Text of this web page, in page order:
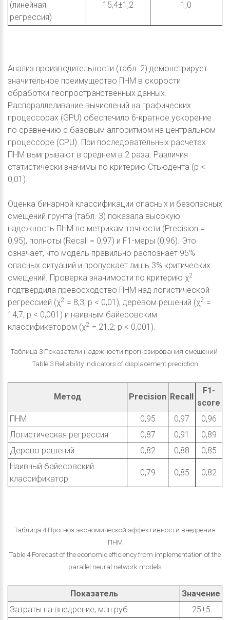
(линейная
регрессия)
15,4±1,2 1,0
Анализ производительности (табл. 2) демонстрирует
значительное преимущество ПНМ в скорости
обработки геопространственных данных.
Распараллеливание вычислений на графических
процессорах (GPU) обеспечило 6-кратное ускорение
по сравнению с базовым алгоритмом на центральном
процессоре (CPU). При последовательных расчетах
ПНМ выигрывают в среднем в 2 раза. Различия
статистически значимы по критерию Стьюдента (p <
0,01).
Оценка бинарной классификации опасных и безопасных
смещений грунта (табл. 3) показала высокую
надежность ПНМ по метрикам точности (Precision =
0,95), полноты (Recall = 0,97) и F1-меры (0,96). Это
означает, что модель правильно распознает 95%
опасных ситуаций и пропускает лишь 3% критических
смещений. Проверка значимости по критерию χ2
подтвердила превосходство ПНМ над логистической
регрессией (χ2 = 8,3; p < 0,01), деревом решений (χ2 =
14,7; p < 0,001) и наивным байесовским
классификатором (χ2 = 21,2; p < 0,001).
Таблица 3 Показатели надежности прогнозирования смещений
Table 3 Reliability indicators of displacement prediction
Метод Precision Recall
F1-
score
ПНМ
0,95 0,97
0,96
Логистическая регрессия
0,87 0,91
0,89
Дерево решений
0,82 0,88
0,85
Наивный байесовский
классификатор
0,79 0,85 0,82
Таблица 4 Прогноз экономической эффективности внедрения
ПНМ
Table 4 Forecast of the economic efficiency from implementation of the
parallel neural network models
Показатель
Значение
Затраты на внедрение, млн руб.
25±5